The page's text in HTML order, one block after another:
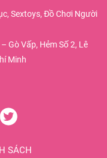
Sextoys, Đồ Chơi Người
Gò Vấp, Hẻm Số 2, Lê
Minh
SÁCH